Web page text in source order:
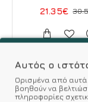
21.35€
Αυτός ο
Ορισμένα από αυτά
βοηθούν να
πληροφορίες